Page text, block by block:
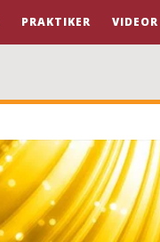
PRAKTIKER VIDEOR